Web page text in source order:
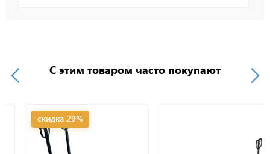
С этим товаром часто покупают
скидка 29%